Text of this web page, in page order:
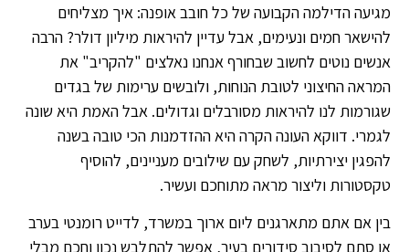
מגיעה הדילמה הקבועה של כל חובב אופנה: איך מצליחים
להישאר חמים ונעימים, אבל עדיין להיראות מיליון דולר? הרבה
אנשים נוטים לחשוב שבחורף אנחנו נאלצים "להקריב" את
המראה החיצוני לטובת הנוחות, ולובשים ערימות של בגדים
שגורמות לנו להיראות מסורבלים וגדולים. אבל האמת היא שונה
לגמרי. דווקא העונה הקרה היא ההזדמנות הכי טובה בשנה
להפגין יצירתיות, לשחק עם שילובים מעניינים, להוסיף
טקסטורות וליצור מראה מתוחכם ועשיר.
בין אם אתם מתארגנים ליום ארוך במשרד, לדייט רומנטי בערב
או סתם לסיבוב סידורים בעיר, אפשר להתלבש נכון וחכם מבלי